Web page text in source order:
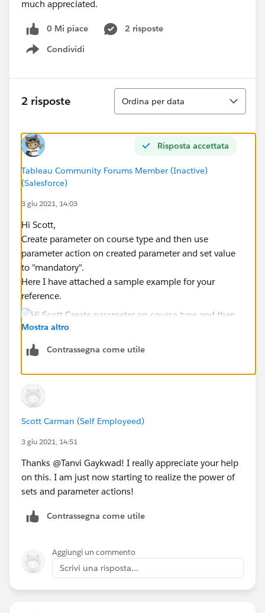
much appreciated.
0 Mi piace
2 risposte
Condividi
Show menu
2 risposte
Ordina
Ordina per data
Risposta accettata
Tableau Community Forums Member (Inactive)
(Salesforce)
3 giu 2021, 14:03
Hi Scott,
Create parameter on course type and then use
parameter action on created parameter and set value
to "mandatory".
Here I have attached a sample example for your
reference.
Mostra altro
Contrassegna come utile
Scott Carman (Self Employeed)
3 giu 2021, 14:51
Thanks @Tanvi Gaykwad​! I really appreciate your help
on this. I am just now starting to realize the power of
sets and parameter actions!
Contrassegna come utile
Aggiungi un commento
Scrivi una risposta...